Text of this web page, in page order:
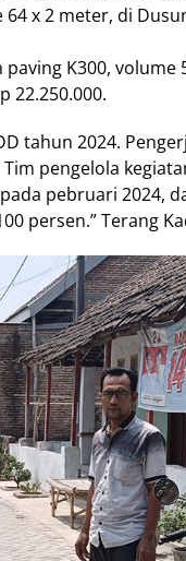
x 2 meter, di
K300, volume
22.250.000.
tahun 2024.
pengelola
pebruari 2024,
persen.” Terang